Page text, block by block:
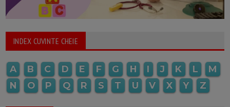
INDEX CUVINTE CHEIE
A B C D E F G H I J K L
M
N
O P Q R S T U V X Y Z